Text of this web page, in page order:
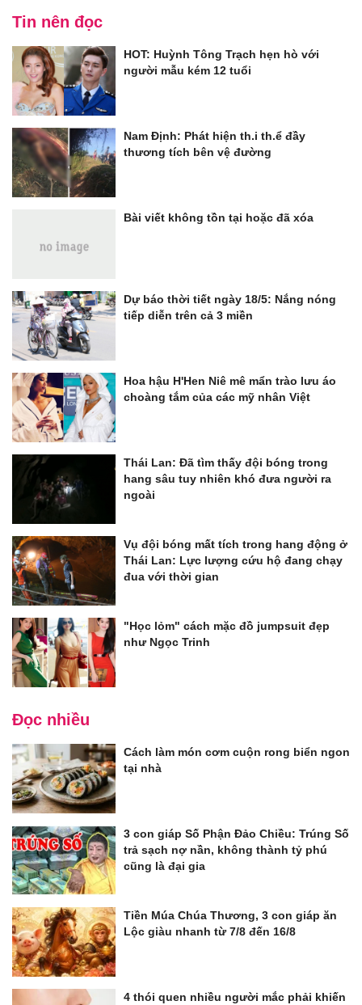
Tin nên đọc
HOT: Huỳnh Tông Trạch hẹn hò với
người mẫu kém 12 tuổi
Nam Định: Phát hiện th.i th.ể đầy
thương tích bên vệ đường
Bài viết không tồn tại hoặc đã xóa
Dự báo thời tiết ngày 18/5: Nắng nóng
tiếp diễn trên cả 3 miền
Hoa hậu H'Hen Niê mê mẩn trào lưu áo
choàng tắm của các mỹ nhân Việt
Thái Lan: Đã tìm thấy đội bóng trong
hang sâu tuy nhiên khó đưa người ra
ngoài
Vụ đội bóng mất tích trong hang động ở
Thái Lan: Lực lượng cứu hộ đang chạy
đua với thời gian
"Học lỏm" cách mặc đồ jumpsuit đẹp
như Ngọc Trinh
Đọc nhiều
Cách làm món cơm cuộn rong biển ngon
tại nhà
3 con giáp Số Phận Đảo Chiều: Trúng Số
trả sạch nợ nần, không thành tỷ phú
cũng là đại gia
Tiền Múa Chúa Thương, 3 con giáp ăn
Lộc giàu nhanh từ 7/8 đến 16/8
4 thói quen nhiều người mắc phải khiến